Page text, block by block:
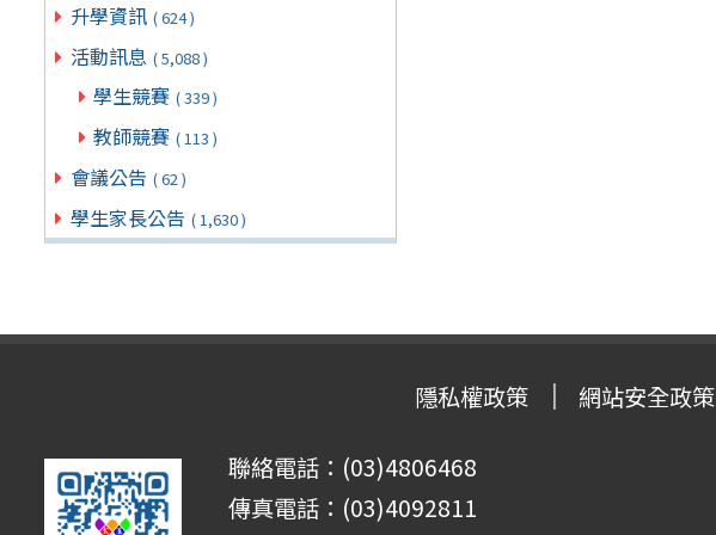
升學資訊 ( 624 )
活動訊息 ( 5,088 )
學生競賽 ( 339 )
教師競賽 ( 113 )
會議公告 ( 62 )
學生家長公告 ( 1,630 )
隱私權政策 網站安全政策
聯絡電話：(03)4806468
傳真電話：(03)4092811